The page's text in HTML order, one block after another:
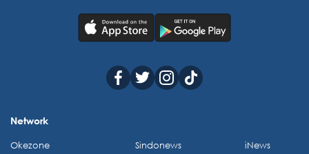
Network
Okezone Sindonews iNews